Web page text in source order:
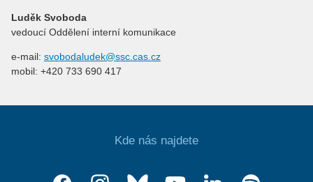
Luděk Svoboda
vedoucí Oddělení interní komunikace
e-mail: svobodaludek@ssc.cas.cz
mobil: +420 733 690 417
Kde nás najdete